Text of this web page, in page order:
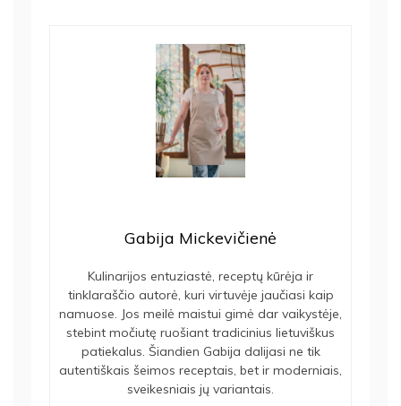
Gabija Mickevičienė
Kulinarijos entuziastė, receptų kūrėja ir
tinklaraščio autorė, kuri virtuvėje jaučiasi kaip
namuose. Jos meilė maistui gimė dar vaikystėje,
stebint močiutę ruošiant tradicinius lietuviškus
patiekalus. Šiandien Gabija dalijasi ne tik
autentiškais šeimos receptais, bet ir moderniais,
sveikesniais jų variantais.